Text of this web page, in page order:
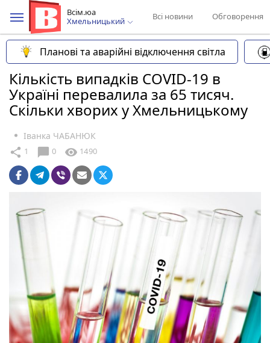
Всім.юа
Хмельницький
Всі новини Обговорення
Планові та аварійні відключення світла
Кількість випадків COVID-19 в
Україні перевалила за 65 тисяч.
Скільки хворих у Хмельницькому
Іванка ЧАБАНЮК
share 1 chat_bubble 0 visibility 1490